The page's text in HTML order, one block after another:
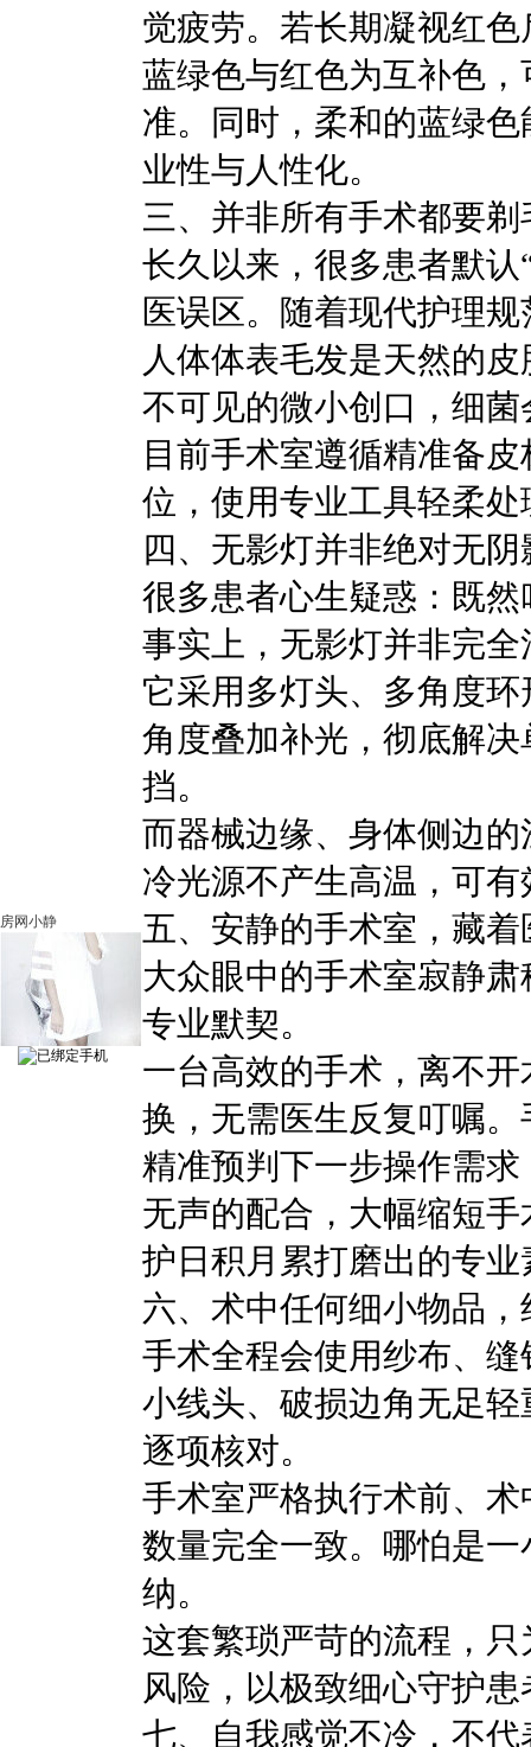
房网小静
觉疲劳。若长期凝视红
蓝绿色与红色为互补色
准。同时，柔和的蓝绿
业性与人性化。
三、并非所有手术都要
长久以来，很多患者默
医误区。随着现代护理
人体体表毛发是天然的
不可见的微小创口，细
目前手术室遵循精准备
位，使用专业工具轻柔
四、无影灯并非绝对无
很多患者心生疑惑：既
事实上，无影灯并非完
它采用多灯头、多角度
角度叠加补光，彻底解
挡。
而器械边缘、身体侧边
冷光源不产生高温，可
五、安静的手术室，藏
大众眼中的手术室寂静
专业默契。
一台高效的手术，离不
换，无需医生反复叮嘱
精准预判下一步操作需
无声的配合，大幅缩短
护日积月累打磨出的专业
六、术中任何细小物品
手术全程会使用纱布、
小线头、破损边角无足
逐项核对。
手术室严格执行术前、
数量完全一致。哪怕是
纳。
这套繁琐严苛的流程，
风险，以极致细心守护
七、自我感觉不冷，不